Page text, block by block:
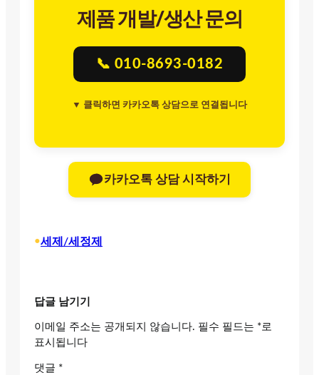
제품 개발/생산 문의
📞 010-8693-0182
▼ 클릭하면 카카오톡 상담으로 연결됩니다
카카오톡 상담 시작하기
•세제/세정제
답글 남기기
이메일 주소는 공개되지 않습니다. 필수 필드는 *로
표시됩니다
댓글 *